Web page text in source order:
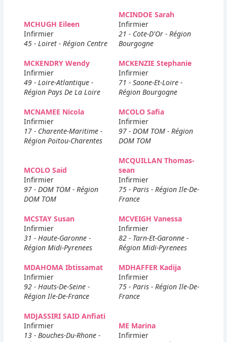
MCHUGH Eileen
Infirmier
45 - Loiret - Région Centre
MCINDOE Sarah
Infirmier
21 - Cote-D'Or - Région
Bourgogne
MCKENDRY Wendy
Infirmier
49 - Loire-Atlantique -
Région Pays De La Loire
MCKENZIE Stephanie
Infirmier
71 - Saone-Et-Loire -
Région Bourgogne
MCNAMEE Nicola
Infirmier
17 - Charente-Maritime -
Région Poitou-Charentes
MCOLO Safia
Infirmier
97 - DOM TOM - Région
DOM TOM
MCOLO Said
Infirmier
97 - DOM TOM - Région
DOM TOM
MCQUILLAN Thomas-
sean
Infirmier
75 - Paris - Région Ile-De-
France
MCSTAY Susan
Infirmier
31 - Haute-Garonne -
Région Midi-Pyrenees
MCVEIGH Vanessa
Infirmier
82 - Tarn-Et-Garonne -
Région Midi-Pyrenees
MDAHOMA Ibtissamat
Infirmier
92 - Hauts-De-Seine -
Région Ile-De-France
MDHAFFER Kadija
Infirmier
75 - Paris - Région Ile-De-
France
MDJASSIRI SAID Anfiati
Infirmier
13 - Bouches-Du-Rhone -
ME Marina
Infirmier